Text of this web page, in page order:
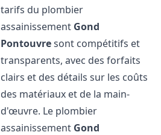
tarifs du plombier
assainissement Gond
Pontouvresont compétitifs et
transparents, avec des forfaits
clairs et des détails sur les coûts
des matériaux et de la main-
d'œuvre. Le plombier
assainissement Gond